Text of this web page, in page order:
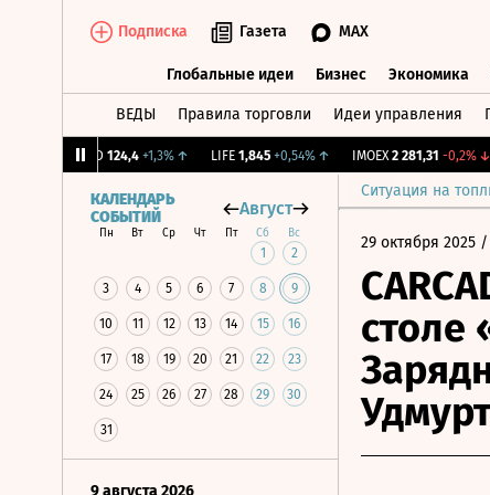
Подписка Газета MAX
Глобальные идеи Бизнес Экономика
ВЕДЫ Правила торговли Идеи управления
124,4 +1,3% ↑ 1,845 +0,54%↑ IMOEX 2 281,31 -0,2%↓
Ситуация на
КАЛЕНДАРЬ
СОБЫТИЙ
Август
Пн Вт Ср Чт Пт Сб Вс
1 2
3 4 5 6 7 8 9
10 11 12 13 14 15 16
17 18 19 20 21 22 23
24 25 26 27 28 29 30
31
9 августа 2026
29 октября 2025 /
столе